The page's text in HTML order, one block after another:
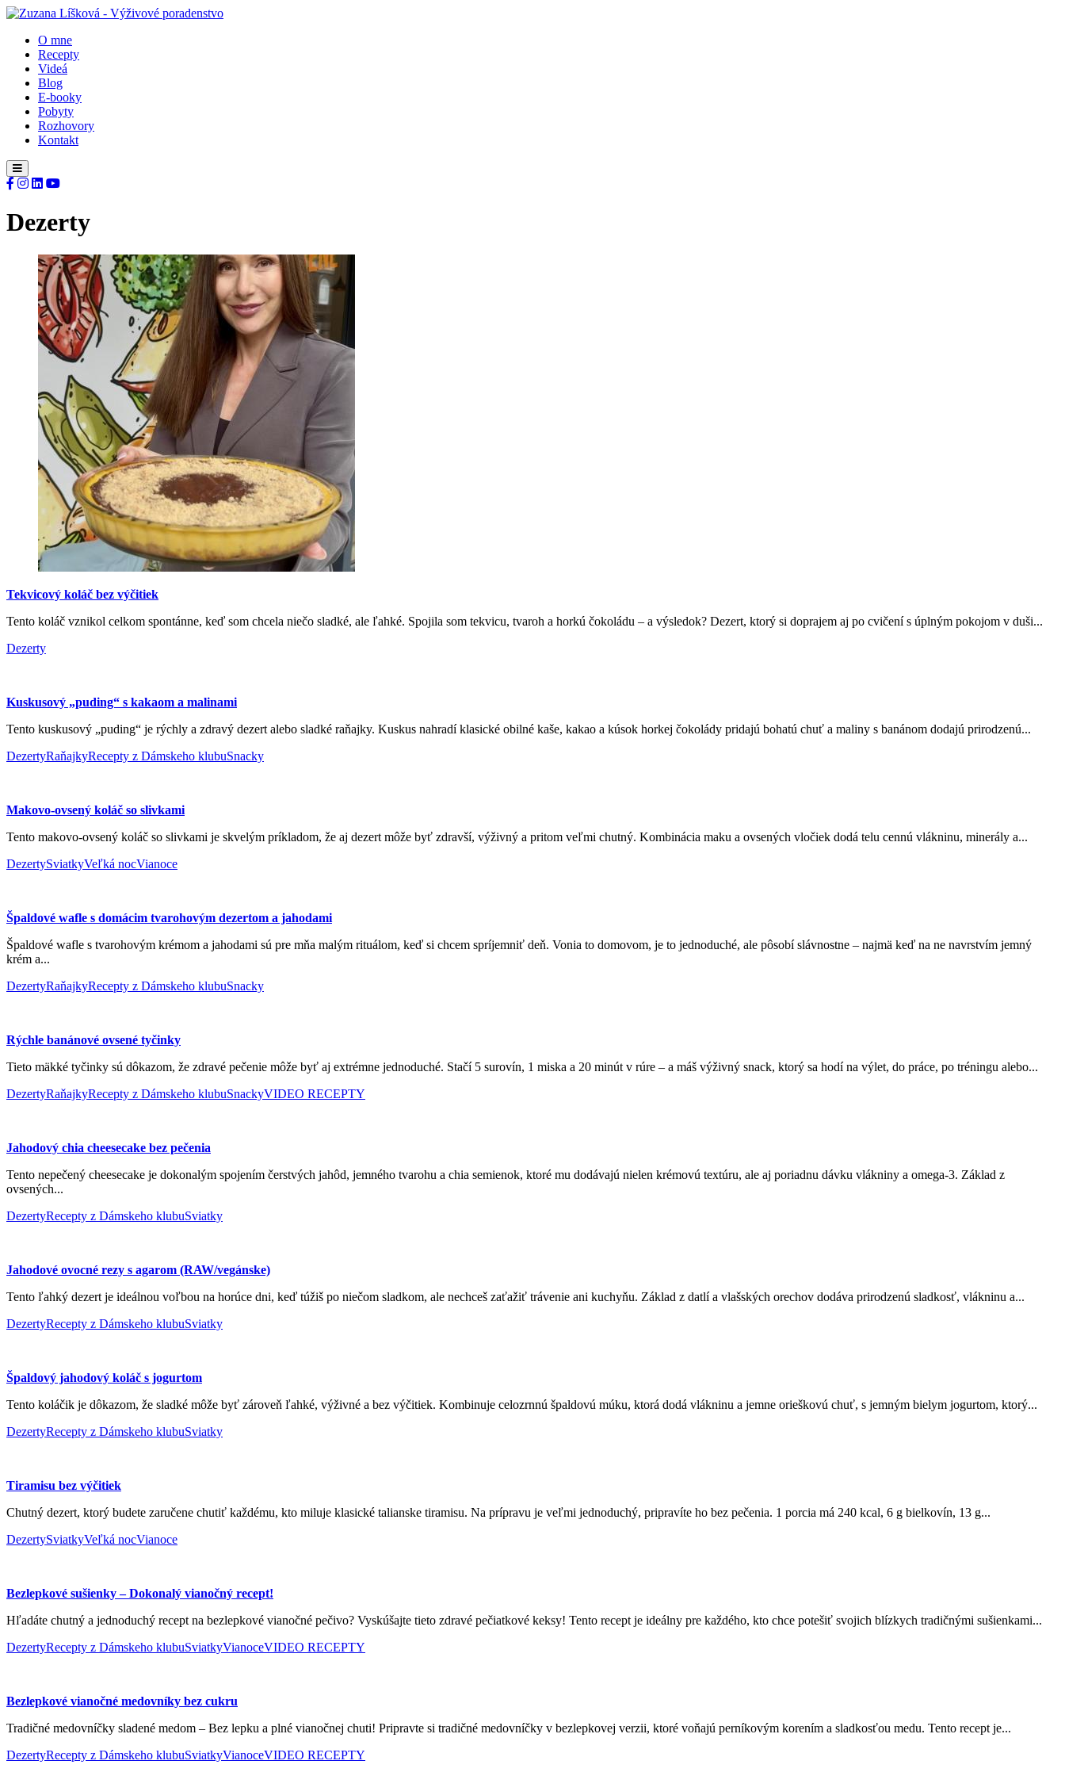
O mne
Recepty
Videá
Blog
E-booky
Pobyty
Rozhovory
Kontakt
Dezerty
Tekvicový koláč bez výčitiek
Tento koláč vznikol celkom spontánne, keď som chcela niečo sladké, ale ľahké. Spojila som tekvicu, tvaroh a horkú čokoládu – a výsledok? Dezert, ktorý si doprajem aj po cvičení s úplným pokojom v duši...
Dezerty
Kuskusový „puding“ s kakaom a malinami
Tento kuskusový „puding“ je rýchly a zdravý dezert alebo sladké raňajky. Kuskus nahradí klasické obilné kaše, kakao a kúsok horkej čokolády pridajú bohatú chuť a maliny s banánom dodajú prirodzenú...
DezertyRaňajkyRecepty z Dámskeho klubuSnacky
Makovo-ovsený koláč so slivkami
Tento makovo-ovsený koláč so slivkami je skvelým príkladom, že aj dezert môže byť zdravší, výživný a pritom veľmi chutný. Kombinácia maku a ovsených vločiek dodá telu cennú vlákninu, minerály a...
DezertySviatkyVeľká nocVianoce
Špaldové wafle s domácim tvarohovým dezertom a jahodami
Špaldové wafle s tvarohovým krémom a jahodami sú pre mňa malým rituálom, keď si chcem spríjemniť deň. Vonia to domovom, je to jednoduché, ale pôsobí slávnostne – najmä keď na ne navrstvím jemný
krém a...
DezertyRaňajkyRecepty z Dámskeho klubuSnacky
Rýchle banánové ovsené tyčinky
Tieto mäkké tyčinky sú dôkazom, že zdravé pečenie môže byť aj extrémne jednoduché. Stačí 5 surovín, 1 miska a 20 minút v rúre – a máš výživný snack, ktorý sa hodí na výlet, do práce, po tréningu alebo...
DezertyRaňajkyRecepty z Dámskeho klubuSnackyVIDEO RECEPTY
Jahodový chia cheesecake bez pečenia
Tento nepečený cheesecake je dokonalým spojením čerstvých jahôd, jemného tvarohu a chia semienok, ktoré mu dodávajú nielen krémovú textúru, ale aj poriadnu dávku vlákniny a omega-3. Základ z
ovsených...
DezertyRecepty z Dámskeho klubuSviatky
Jahodové ovocné rezy s agarom (RAW/vegánske)
Tento ľahký dezert je ideálnou voľbou na horúce dni, keď túžiš po niečom sladkom, ale nechceš zaťažiť trávenie ani kuchyňu. Základ z datlí a vlašských orechov dodáva prirodzenú sladkosť, vlákninu a...
DezertyRecepty z Dámskeho klubuSviatky
Špaldový jahodový koláč s jogurtom
Tento koláčik je dôkazom, že sladké môže byť zároveň ľahké, výživné a bez výčitiek. Kombinuje celozrnnú špaldovú múku, ktorá dodá vlákninu a jemne orieškovú chuť, s jemným bielym jogurtom, ktorý...
DezertyRecepty z Dámskeho klubuSviatky
Tiramisu bez výčitiek
Chutný dezert, ktorý budete zaručene chutiť každému, kto miluje klasické talianske tiramisu. Na prípravu je veľmi jednoduchý, pripravíte ho bez pečenia. 1 porcia má 240 kcal, 6 g bielkovín, 13 g...
DezertySviatkyVeľká nocVianoce
Bezlepkové sušienky – Dokonalý vianočný recept!
Hľadáte chutný a jednoduchý recept na bezlepkové vianočné pečivo? Vyskúšajte tieto zdravé pečiatkové keksy! Tento recept je ideálny pre každého, kto chce potešiť svojich blízkych tradičnými sušienkami...
DezertyRecepty z Dámskeho klubuSviatkyVianoceVIDEO RECEPTY
Bezlepkové vianočné medovníky bez cukru
Tradičné medovníčky sladené medom – Bez lepku a plné vianočnej chuti! Pripravte si tradičné medovníčky v bezlepkovej verzii, ktoré voňajú perníkovým korením a sladkosťou medu. Tento recept je...
DezertyRecepty z Dámskeho klubuSviatkyVianoceVIDEO RECEPTY